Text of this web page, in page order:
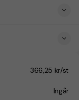
366,25 kr/st
Ingår